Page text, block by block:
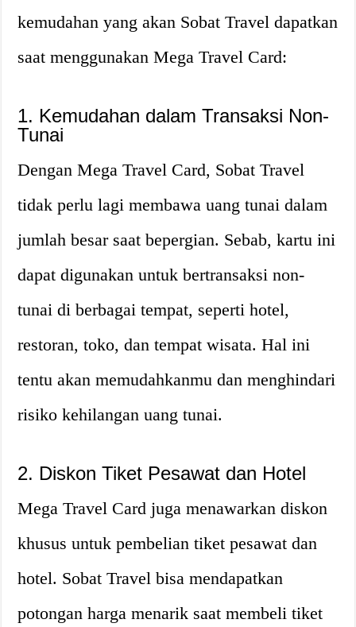
kemudahan yang akan Sobat Travel dapatkan
saat menggunakan Mega Travel Card:
1. Kemudahan dalam Transaksi Non-
Tunai
Dengan Mega Travel Card, Sobat Travel
tidak perlu lagi membawa uang tunai dalam
jumlah besar saat bepergian. Sebab, kartu ini
dapat digunakan untuk bertransaksi non-
tunai di berbagai tempat, seperti hotel,
restoran, toko, dan tempat wisata. Hal ini
tentu akan memudahkanmu dan menghindari
risiko kehilangan uang tunai.
2. Diskon Tiket Pesawat dan Hotel
Mega Travel Card juga menawarkan diskon
khusus untuk pembelian tiket pesawat dan
hotel. Sobat Travel bisa mendapatkan
potongan harga menarik saat membeli tiket